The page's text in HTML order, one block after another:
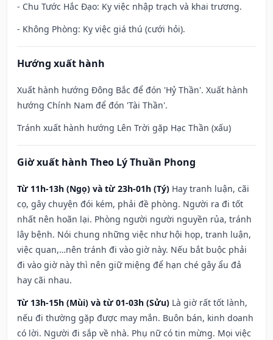
- Chu Tước Hắc Đạo: Kỵ việc nhập trạch và khai trương.
- Không Phòng: Kỵ việc giá thú (cưới hỏi).
Hướng xuất hành
Xuất hành hướng Đông Bắc để đón 'Hỷ Thần'. Xuất hành
hướng Chính Nam để đón 'Tài Thần'.
Tránh xuất hành hướng Lên Trời gặp Hạc Thần (xấu)
Giờ xuất hành Theo Lý Thuần Phong
Từ 11h-13h (Ngọ) và từ 23h-01h (Tý) Hay tranh luận, cãi
cọ, gây chuyện đói kém, phải đề phòng. Người ra đi tốt
nhất nên hoãn lại. Phòng người người nguyền rủa, tránh
lây bệnh. Nói chung những việc như hội họp, tranh luận,
việc quan,…nên tránh đi vào giờ này. Nếu bắt buộc phải
đi vào giờ này thì nên giữ miệng để hạn ché gây ẩu đả
hay cãi nhau.
Từ 13h-15h (Mùi) và từ 01-03h (Sửu) Là giờ rất tốt lành,
nếu đi thường gặp được may mắn. Buôn bán, kinh doanh
có lời. Người đi sắp về nhà. Phụ nữ có tin mừng. Mọi việc